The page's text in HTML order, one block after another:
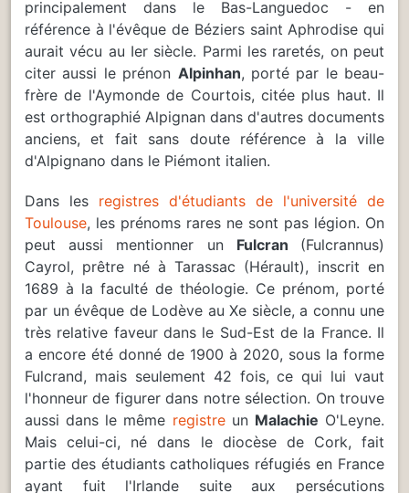
principalement dans le Bas-Languedoc - en
référence à l'évêque de Béziers saint Aphrodise qui
aurait vécu au Ier siècle. Parmi les raretés, on peut
citer aussi le prénon Alpinhan, porté par le beau-
frère de l'Aymonde de Courtois, citée plus haut. Il
est orthographié Alpignan dans d'autres documents
anciens, et fait sans doute référence à la ville
d'Alpignano dans le Piémont italien.
Dans les registres d'étudiants de l'université de
Toulouse, les prénoms rares ne sont pas légion. On
peut aussi mentionner un Fulcran (Fulcrannus)
Cayrol, prêtre né à Tarassac (Hérault), inscrit en
1689 à la faculté de théologie. Ce prénom, porté
par un évêque de Lodève au Xe siècle, a connu une
très relative faveur dans le Sud-Est de la France. Il
a encore été donné de 1900 à 2020, sous la forme
Fulcrand, mais seulement 42 fois, ce qui lui vaut
l'honneur de figurer dans notre sélection. On trouve
aussi dans le même registreun Malachie O'Leyne.
Mais celui-ci, né dans le diocèse de Cork, fait
partie des étudiants catholiques réfugiés en France
ayant fuit l'Irlande suite aux persécutions